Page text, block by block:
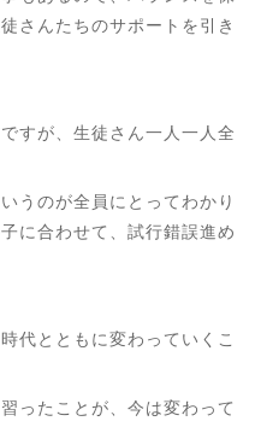
さんたちのサポートを引き
すが、生徒さん一人一人全
うのが全員にとってわかり
に合わせて、試行錯誤進め
代とともに変わっていくこ
ったことが、今は変わって